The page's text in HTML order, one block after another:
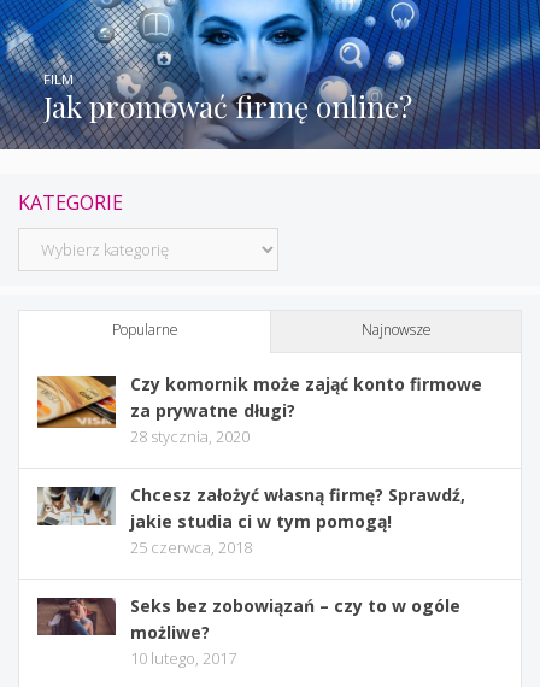
Jak promować firmę online?
FILM
KATEGORIE
Kategorie
Popularne Najnowsze
Czy komornik może zająć konto firmowe
za prywatne długi?
28 stycznia, 2020
Chcesz założyć własną firmę? Sprawdź,
jakie studia ci w tym pomogą!
25 czerwca, 2018
Seks bez zobowiązań – czy to w ogóle
możliwe?
10 lutego, 2017